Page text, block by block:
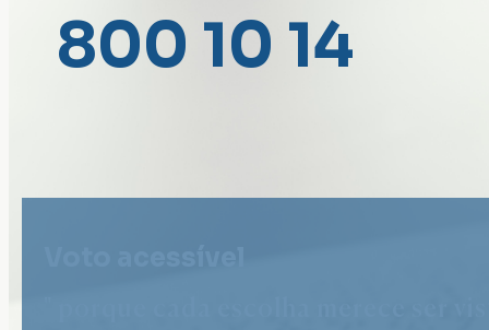
800 10 14